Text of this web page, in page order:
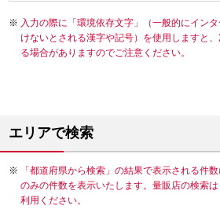
入力の際に「環境依存文字」（一般的にイン
けないとされる漢字や記号）を使用しますと
る場合がありますのでご注意ください。
エリアで検索
「都道府県から検索」の結果で表示される件
のみの件数を表示いたします。量販店の検索
利用ください。